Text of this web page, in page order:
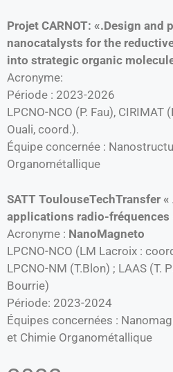
Projet CARNOT: «.Design and
nanocatalysts for the
into strategic organic
Acronyme:
Période : 2023-2026
LPCNO-NCO (P. Fau), CIRIMAT
Ouali, coord.).
Équipe concernée :
Organométallique
SATT ToulouseTechTransfer
applications radio-fréquences
Acronyme : NanoMagneto
LPCNO-NCO (LM Lacroix :
LPCNO-NM (T.Blon) ; LAAS (T.
Bourrie)
Période: 2023-2024
Équipes concernées :
et Chimie Organométallique